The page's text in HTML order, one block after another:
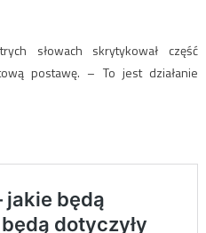
słowach skrytykował część
postawę. – To jest działanie